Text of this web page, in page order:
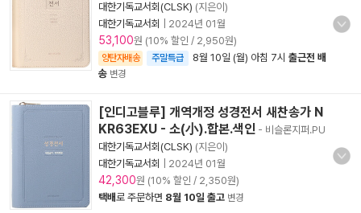
대한기독교서회(CLSK) (지은이)
대한기독교서회
2024년 01월
53,100원 (10% 할인 / 2,950원)
양탄자배송 주말특급 8월 10일 (월) 아침 7시 출근전 배
송 변경
[인디고블루] 개역개정 성경전서 새찬송가 N
KR63EXU - 소(小).합본.색인 - 비슬론지퍼.PU
대한기독교서회(CLSK) (지은이)
대한기독교서회
2024년 01월
42,300원 (10% 할인 / 2,350원)
택배로 주문하면 8월 10일 출고 변경